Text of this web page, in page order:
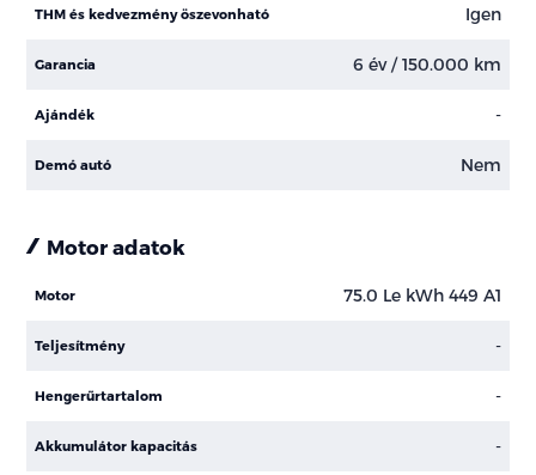
THM és kedvezmény öszevonható Igen
Garancia 6 év / 150.000 km
Ajándék -
Demó autó Nem
Motor adatok
Motor 75.0 Le kWh 449 A1
Teljesítmény -
Hengerűrtartalom -
Akkumulátor kapacitás -